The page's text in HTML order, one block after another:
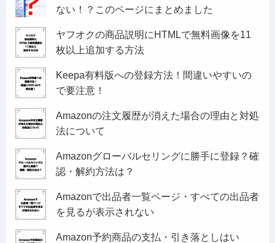
ない！？このページにまとめました
ヤフオクの商品説明にHTMLで無料画像を11
枚以上追加する方法
Keepa有料版への登録方法！間違いやすいの
で要注意！
Amazonの注文履歴が消えた場合の理由と対処
法について
Amazonグローバルセリングに勝手に登録？確
認・解約方法は？
Amazonで出品者一覧ページ・すべての出品者
を見るが表示されない
Amazon予約商品の支払・引き落としはい